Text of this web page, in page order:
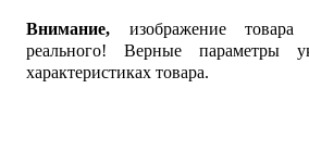
Внимание, изображение
реального! Верные параметры
характеристиках товара.